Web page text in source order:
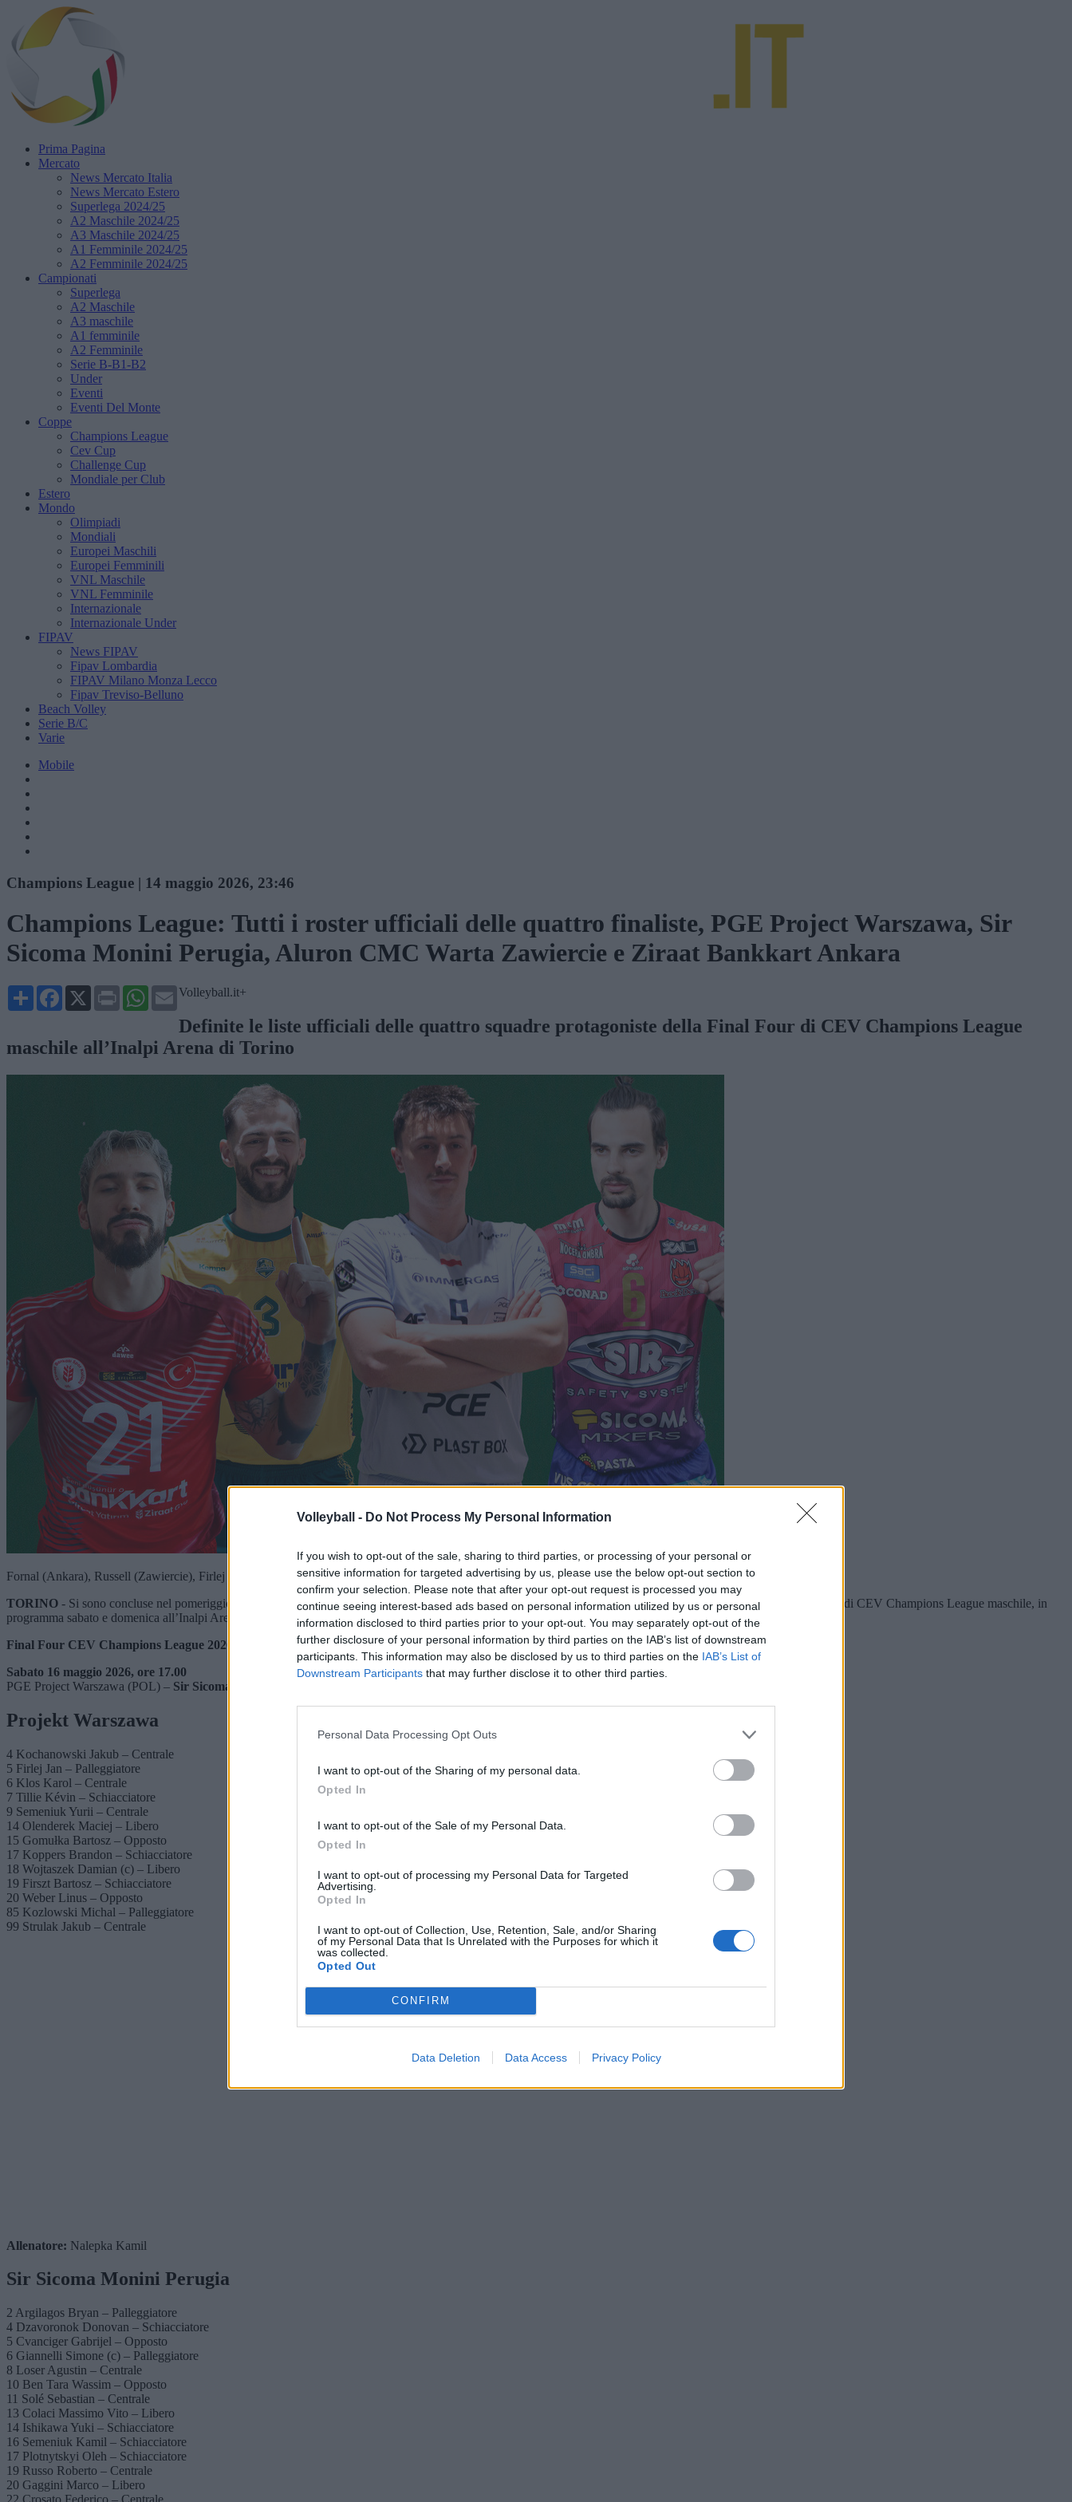
Volleyball - Do Not Process My Personal Information
If you wish to opt-out of the sale, sharing to third parties, or processing of your personal or
sensitive information for targeted advertising by us, please use the below opt-out section to
confirm your selection. Please note that after your opt-out request is processed you may
continue seeing interest-based ads based on personal information utilized by us or personal
information disclosed to third parties prior to your opt-out. You may separately opt-out of the
further disclosure of your personal information by third parties on the IAB’s list of downstream
participants. This information may also be disclosed by us to third parties on the IAB’s List of
Downstream Participants that may further disclose it to other third parties.
Personal Data Processing Opt Outs
I want to opt-out of the Sharing of my personal data.
Opted In
I want to opt-out of the Sale of my Personal Data.
Opted In
I want to opt-out of processing my Personal Data for Targeted
Advertising.
Opted In
I want to opt-out of Collection, Use, Retention, Sale, and/or Sharing
of my Personal Data that Is Unrelated with the Purposes for which it
was collected.
Opted Out
CONFIRM
Data Deletion Data Access Privacy Policy
Prima Pagina
Mercato
News Mercato Italia
News Mercato Estero
Superlega 2024/25
A2 Maschile 2024/25
A3 Maschile 2024/25
A1 Femminile 2024/25
A2 Femminile 2024/25
Campionati
Superlega
A2 Maschile
A3 maschile
A1 femminile
A2 Femminile
Serie B-B1-B2
Under
Eventi
Eventi Del Monte
Coppe
Champions League
Cev Cup
Challenge Cup
Mondiale per Club
Estero
Mondo
Olimpiadi
Mondiali
Europei Maschili
Europei Femminili
VNL Maschile
VNL Femminile
Internazionale
Internazionale Under
FIPAV
News FIPAV
Fipav Lombardia
FIPAV Milano Monza Lecco
Fipav Treviso-Belluno
Beach Volley
Serie B/C
Varie
Mobile
Champions League | 14 maggio 2026, 23:46
Champions League: Tutti i roster ufficiali delle quattro finaliste, PGE Project Warszawa, Sir
Sicoma Monini Perugia, Aluron CMC Warta Zawiercie e Ziraat Bankkart Ankara
Share Facebook Print WhatsApp
Email
Volleyball.it+
Definite le liste ufficiali delle quattro squadre protagoniste della Final Four di CEV Champions League
maschile all’Inalpi Arena di Torino
Fornal (Ankara), Russell (Zawiercie), Firlej (Warszawa), Giannelli (Perugia)
TORINO - Si sono concluse nel pomeriggio di ieri le preliminary inquiriesche hanno definito ufficialmente le rose delle quattro squadre protagoniste della Final Four di CEV Champions League maschile, in
programma sabato e domenica all’Inalpi Arena di Torino.
Final Four CEV Champions League 2026 – Semifinals
Sabato 16 maggio 2026, ore 17.00
PGE Project Warszawa (POL) – Sir Sicoma Monini Perugia
Projekt Warszawa
4 Kochanowski Jakub – Centrale
5 Firlej Jan – Palleggiatore
6 Klos Karol – Centrale
7 Tillie Kévin – Schiacciatore
9 Semeniuk Yurii – Centrale
14 Olenderek Maciej – Libero
15 Gomułka Bartosz – Opposto
17 Koppers Brandon – Schiacciatore
18 Wojtaszek Damian (c) – Libero
19 Firszt Bartosz – Schiacciatore
20 Weber Linus – Opposto
85 Kozlowski Michal – Palleggiatore
99 Strulak Jakub – Centrale
Allenatore: Nalepka Kamil
Sir Sicoma Monini Perugia
2 Argilagos Bryan – Palleggiatore
4 Dzavoronok Donovan – Schiacciatore
5 Cvanciger Gabrijel – Opposto
6 Giannelli Simone (c) – Palleggiatore
8 Loser Agustin – Centrale
10 Ben Tara Wassim – Opposto
11 Solé Sebastian – Centrale
13 Colaci Massimo Vito – Libero
14 Ishikawa Yuki – Schiacciatore
16 Semeniuk Kamil – Schiacciatore
17 Plotnytskyi Oleh – Schiacciatore
19 Russo Roberto – Centrale
20 Gaggini Marco – Libero